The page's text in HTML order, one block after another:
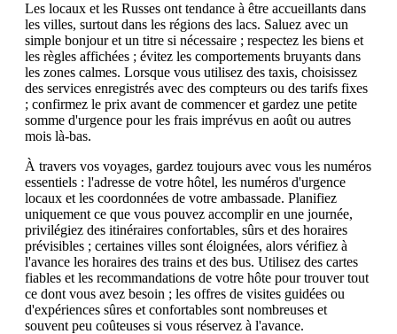
Les locaux et les Russes ont tendance à être accueillants dans
les villes, surtout dans les régions des lacs. Saluez avec un
simple bonjour et un titre si nécessaire ; respectez les biens et
les règles affichées ; évitez les comportements bruyants dans
les zones calmes. Lorsque vous utilisez des taxis, choisissez
des services enregistrés avec des compteurs ou des tarifs fixes
; confirmez le prix avant de commencer et gardez une petite
somme d'urgence pour les frais imprévus en août ou autres
mois là-bas.
À travers vos voyages, gardez toujours avec vous les numéros
essentiels : l'adresse de votre hôtel, les numéros d'urgence
locaux et les coordonnées de votre ambassade. Planifiez
uniquement ce que vous pouvez accomplir en une journée,
privilégiez des itinéraires confortables, sûrs et des horaires
prévisibles ; certaines villes sont éloignées, alors vérifiez à
l'avance les horaires des trains et des bus. Utilisez des cartes
fiables et les recommandations de votre hôte pour trouver tout
ce dont vous avez besoin ; les offres de visites guidées ou
d'expériences sûres et confortables sont nombreuses et
souvent peu coûteuses si vous réservez à l'avance.